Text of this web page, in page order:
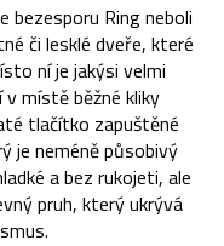
bezesporu Ring neboli
či lesklé dveře, které
ní je jakýsi velmi
místě běžné kliky
tlačítko zapuštěné
je neméně působivý
a bez rukojeti, ale
pruh, který ukrývá